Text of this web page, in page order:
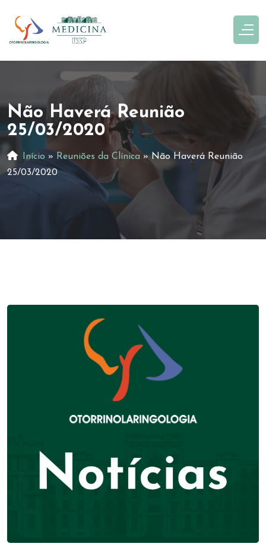
Não Haverá Reunião
25/03/2020
Início » Reuniões da Clínica »Não Haverá Reunião
25/03/2020